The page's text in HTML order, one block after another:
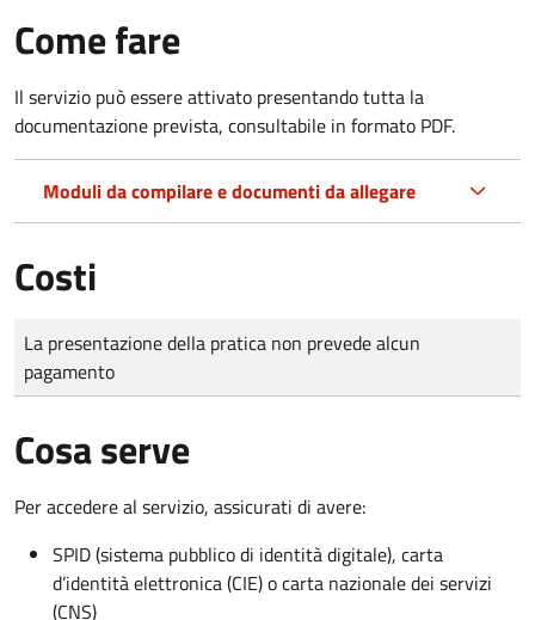
Come fare
Il servizio può essere attivato presentando tutta la
documentazione prevista, consultabile in formato PDF.
Moduli da compilare e documenti da allegare
Costi
Tipo di pagamento
Importo
La presentazione della pratica non prevede alcun
pagamento
Cosa serve
Per accedere al servizio, assicurati di avere:
SPID (sistema pubblico di identità digitale), carta
d’identità elettronica (CIE) o carta nazionale dei servizi
(CNS)